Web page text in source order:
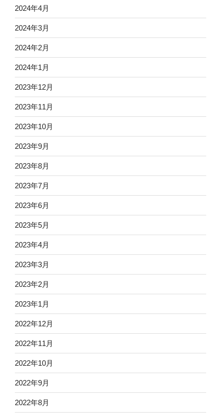
2024年4月
2024年3月
2024年2月
2024年1月
2023年12月
2023年11月
2023年10月
2023年9月
2023年8月
2023年7月
2023年6月
2023年5月
2023年4月
2023年3月
2023年2月
2023年1月
2022年12月
2022年11月
2022年10月
2022年9月
2022年8月